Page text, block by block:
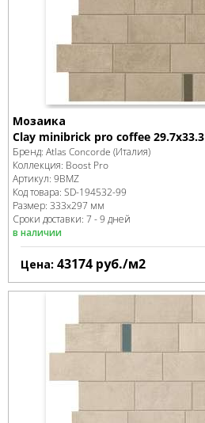
Мозаика
Clay minibrick pro coffee 29.7x33.3
Бренд: Atlas Concorde (Италия)
Коллекция: Boost Pro
Артикул: 9BMZ
Код товара: SD-194532-99
Размер: 333x297 мм
Сроки доставки: 7 - 9 дней
в наличии
Цена: 43174 руб./м2